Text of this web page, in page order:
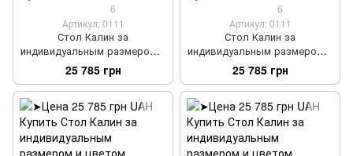
6
Артикул: 0111
Стол Калин за
индивидуальным размером и
цветом деревянный
обеденный слоновая кость
var 4
25 785 грн
6
Артикул: 0111
Стол Калин за
индивидуальным размером и
цветом деревянный
обеденный слоновая кость
var 5
25 785 грн